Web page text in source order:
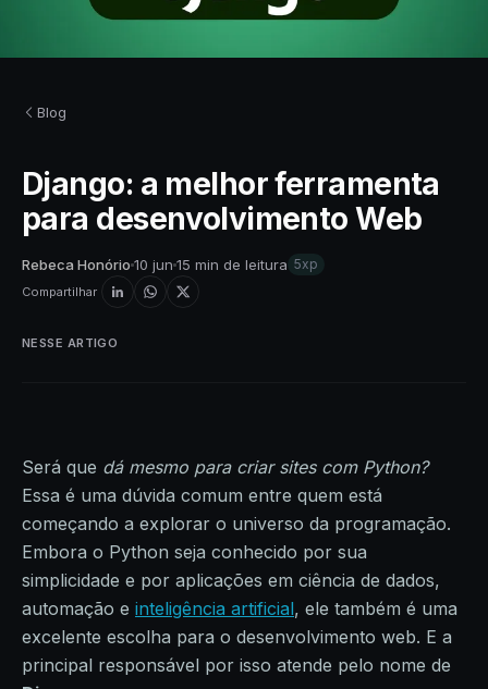
Blog
Django: a melhor ferramenta
para desenvolvimento Web
Rebeca Honório 10 jun 15 min de leitura 5xp
Compartilhar
Será que dá mesmo para criar sites com Python?
Essa é uma dúvida comum entre quem está
começando a explorar o universo da programação.
Embora o Python seja conhecido por sua
simplicidade e por aplicações em ciência de dados,
automação e inteligência artificial, ele também é uma
excelente escolha para o desenvolvimento web. E a
principal responsável por isso atende pelo nome de
NESSE ARTIGO